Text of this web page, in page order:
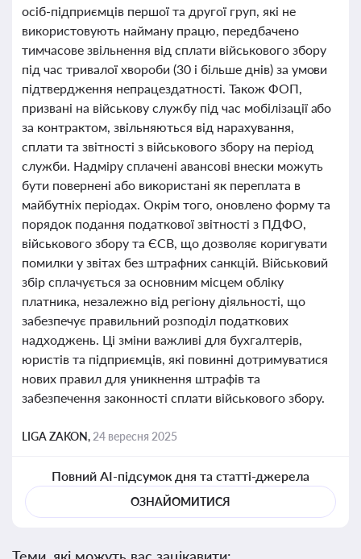
осіб-підприємців першої та другої груп, які не
використовують найману працю, передбачено
тимчасове звільнення від сплати військового збору
під час тривалої хвороби (30 і більше днів) за умови
підтвердження непрацездатності. Також ФОП,
призвані на військову службу під час мобілізації або
за контрактом, звільняються від нарахування,
сплати та звітності з військового збору на період
служби. Надміру сплачені авансові внески можуть
бути повернені або використані як переплата в
майбутніх періодах. Окрім того, оновлено форму та
порядок подання податкової звітності з ПДФО,
військового збору та ЄСВ, що дозволяє коригувати
помилки у звітах без штрафних санкцій. Військовий
збір сплачується за основним місцем обліку
платника, незалежно від регіону діяльності, що
забезпечує правильний розподіл податкових
надходжень. Ці зміни важливі для бухгалтерів,
юристів та підприємців, які повинні дотримуватися
нових правил для уникнення штрафів та
забезпечення законності сплати військового збору.
LIGA ZAKON, 24 вересня 2025
Повний AI-підсумок дня та статті-джерела
ОЗНАЙОМИТИСЯ